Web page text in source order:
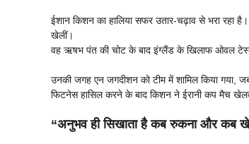
ईशान किशन का हालिया सफर उतार-चढ़ाव से भरा रहा
खेलीं।
वह ऋषभ पंत की चोट के बाद इंग्लैंड के खिलाफ ओवल
उनकी जगह एन जगदीशन को टीम में शामिल किया गया,
फिटनेस हासिल करने के बाद किशन ने ईरानी कप मैच
“अनुभव ही सिखाता है कब रुकना और कब